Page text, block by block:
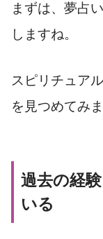
まずは、夢占
しますね。
スピリチュア
を見つめてみ
過去の経
いる